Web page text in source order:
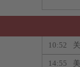
10:52
14:55